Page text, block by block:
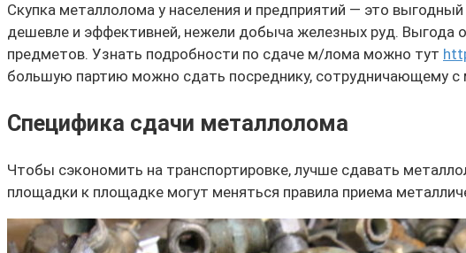
Скупка металлолома у населения и предприятий — это
дешевле и эффективней, нежели добыча железных руд. Выгода
предметов. Узнать подробности по сдаче м/лома можно тут
большую партию можно сдать посреднику, сотрудничающему
Специфика сдачи металлолома
Чтобы сэкономить на транспортировке, лучше сдавать
площадки к площадке могут меняться правила приема